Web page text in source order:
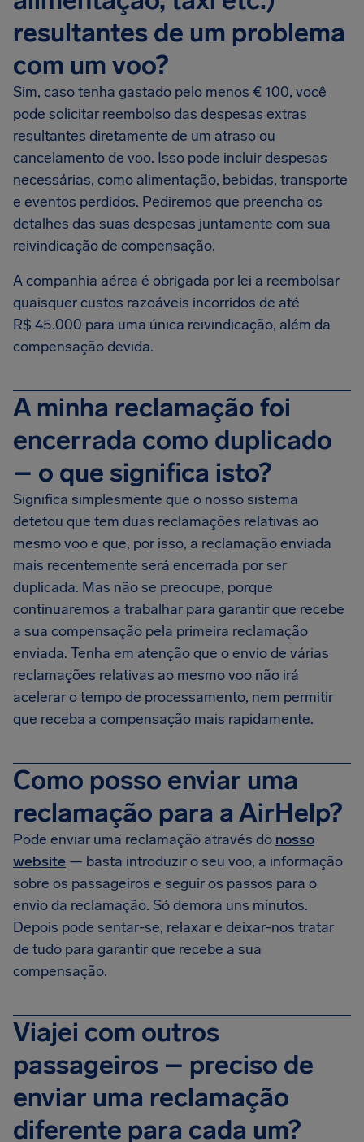
resultantes de um problema
com um voo?
Sim, caso tenha gastado pelo menos € 100, você
pode solicitar reembolso das despesas extras
resultantes diretamente de um atraso ou
cancelamento de voo. Isso pode incluir despesas
necessárias, como alimentação, bebidas, transporte
e eventos perdidos. Pediremos que preencha os
detalhes das suas despesas juntamente com sua
reivindicação de compensação.
A companhia aérea é obrigada por lei a reembolsar
quaisquer custos razoáveis incorridos de até
R$ 45.000 para uma única reivindicação, além da
compensação devida.
A minha reclamação foi
encerrada como duplicado
– o que significa isto?
Significa simplesmente que o nosso sistema
detetou que tem duas reclamações relativas ao
mesmo voo e que, por isso, a reclamação enviada
mais recentemente será encerrada por ser
duplicada. Mas não se preocupe, porque
continuaremos a trabalhar para garantir que recebe
a sua compensação pela primeira reclamação
enviada. Tenha em atenção que o envio de várias
reclamações relativas ao mesmo voo não irá
acelerar o tempo de processamento, nem permitir
que receba a compensação mais rapidamente.
Como posso enviar uma
reclamação para a AirHelp?
Pode enviar uma reclamação através do nosso
website — basta introduzir o seu voo, a informação
sobre os passageiros e seguir os passos para o
envio da reclamação. Só demora uns minutos.
Depois pode sentar-se, relaxar e deixar-nos tratar
de tudo para garantir que recebe a sua
compensação.
Viajei com outros
passageiros – preciso de
enviar uma reclamação
diferente para cada um?